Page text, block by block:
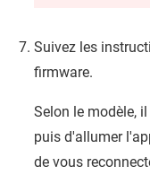
Suivez les
firmware.
Selon le modèle,
puis d'allumer
de vous